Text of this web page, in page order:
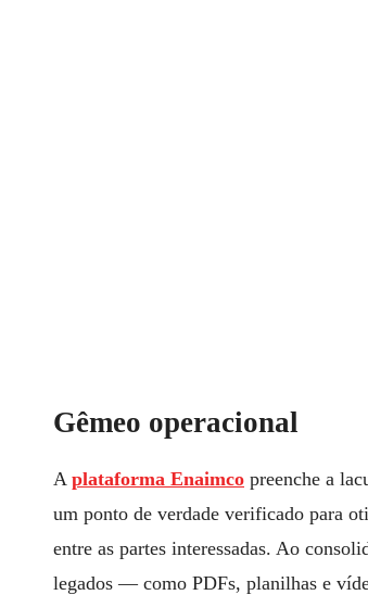
Gêmeo operacional
A plataforma Enaimco preenche a
um ponto de verdade verificado para
entre as partes interessadas. Ao
legados — como PDFs, planilhas e